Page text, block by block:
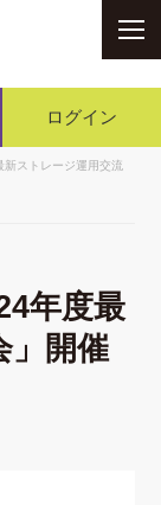
ログイン
ストレージ運用交流
年度最
」開催